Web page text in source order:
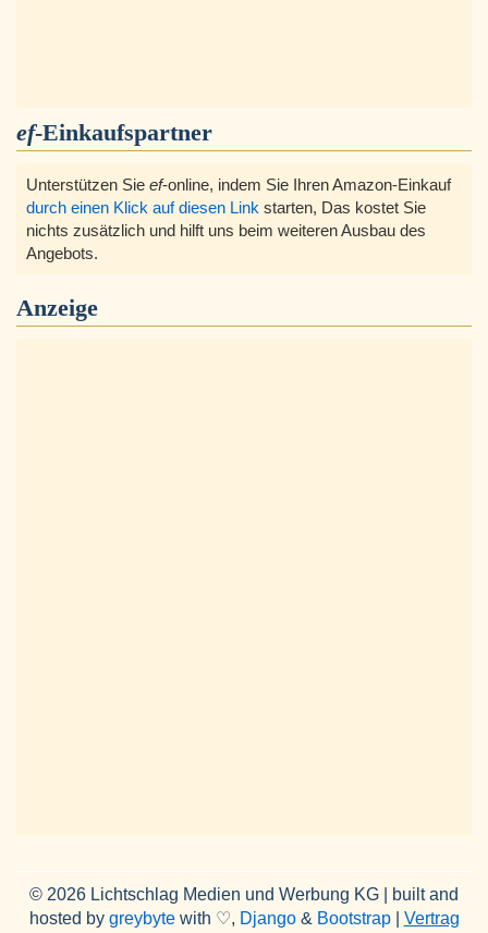
ef-Einkaufspartner
Unterstützen Sie ef-online, indem Sie Ihren Amazon-Einkauf
durch einen Klick auf diesen Link starten, Das kostet Sie
nichts zusätzlich und hilft uns beim weiteren Ausbau des
Angebots.
Anzeige
© 2026 Lichtschlag Medien und Werbung KG | built and
hosted by greybytewith ♡, Django& Bootstrap| Vertrag